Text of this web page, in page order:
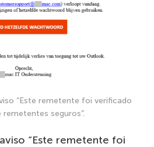
“Este remetente foi verificado
remetentes seguros”.
“Este remetente foi